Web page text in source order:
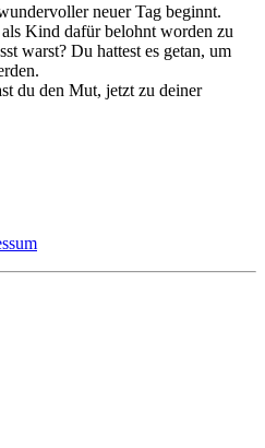
neuer Tag beginnt.
Kind dafür belohnt worden zu
warst? Du hattest es getan, um
du den Mut, jetzt zu deiner